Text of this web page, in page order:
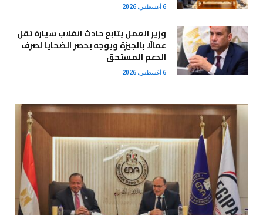
6 أغسطس، 2026
وزير العمل يتابع حادث انقلاب سيارة تقل
عمالًا بالجيزة ويوجه بحصر الضحايا لصرف
الدعم المستحق
6 أغسطس، 2026